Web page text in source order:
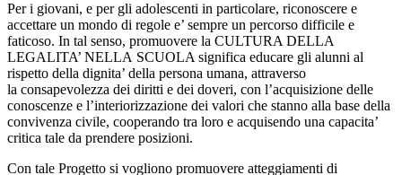
Per i giovani, e per gli adolescenti in particolare, riconoscere e
accettare un mondo di regole e’ sempre un percorso difficile e
faticoso. In tal senso, promuovere la CULTURA DELLA
LEGALITA’ NELLA SCUOLA significa educare gli alunni al
rispetto della dignita’ della persona umana, attraverso
la consapevolezza dei diritti e dei doveri, con l’acquisizione delle
conoscenze e l’interiorizzazione dei valori che stanno alla base della
convivenza civile, cooperando tra loro e acquisendo una capacita’
critica tale da prendere posizioni.
Con tale Progetto si vogliono promuovere atteggiamenti di